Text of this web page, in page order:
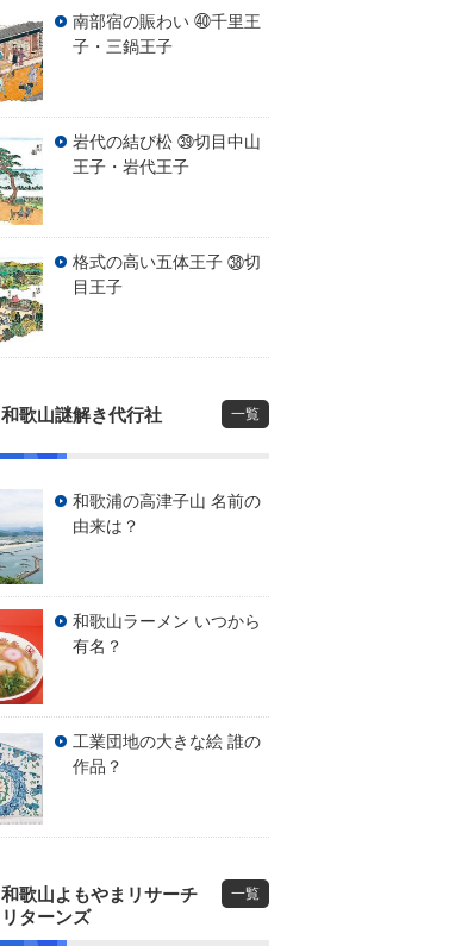
南部宿の賑わい ㊵千里王
子・三鍋王子
岩代の結び松 ㊴切目中山
王子・岩代王子
格式の高い五体王子 ㊳切
目王子
和歌山謎解き代行社 一覧
和歌浦の高津子山 名前の
由来は？
和歌山ラーメン いつから
有名？
工業団地の大きな絵 誰の
作品？
和歌山よもやまリサーチ
リターンズ
一覧